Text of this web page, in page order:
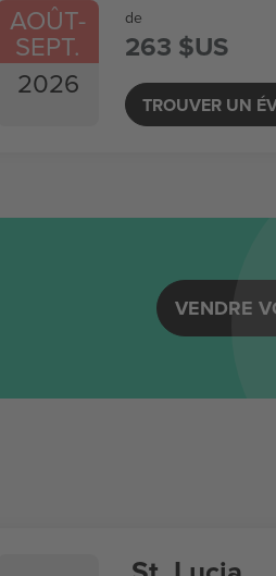
AOÛT-
SEPT.
2026
de
263 $US
TROUVER UN
VENDRE